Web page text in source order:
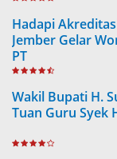
Hadapi
Jember Gelar
PT
Wakil Bupati H.
Tuan Guru Syek